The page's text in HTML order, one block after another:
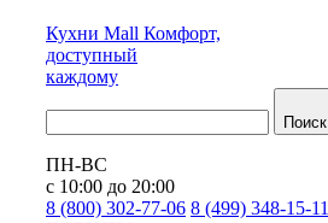
Кухни Mall Комфорт,
доступный
каждому
Поиск
ПН-ВС
с 10:00 до 20:00
8 (800) 302-77-06 8 (499) 348-15-11